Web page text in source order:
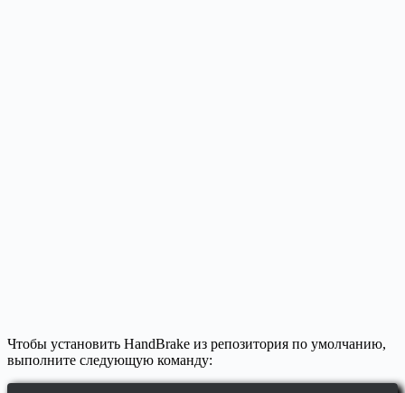
Чтобы установить HandBrake из репозитория по умолчанию,
выполните следующую команду: